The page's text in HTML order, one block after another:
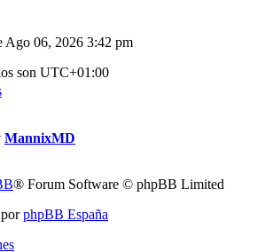
Ago 06, 2026 3:42 pm
son UTC+01:00
MannixMD
® Forum Software © phpBB Limited
phpBB España